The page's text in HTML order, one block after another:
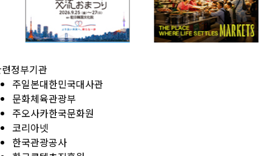
정부기관
주일본대한민국대사관
문화체육관광부
주오사카한국문화원
코리아넷
한국관광공사